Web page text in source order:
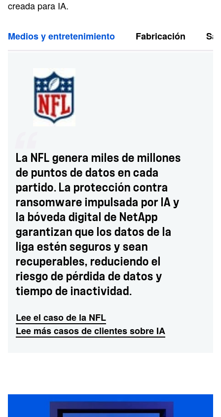
creada para IA.
Medios y entretenimiento Fabricación
La NFL genera miles de millones
de puntos de datos en cada
partido. La protección contra
ransomware impulsada por IA y
la bóveda digital de NetApp
garantizan que los datos de la
liga estén seguros y sean
recuperables, reduciendo el
riesgo de pérdida de datos y
tiempo de inactividad.
Lee el caso de la NFL
Lee más casos de clientes sobre IA